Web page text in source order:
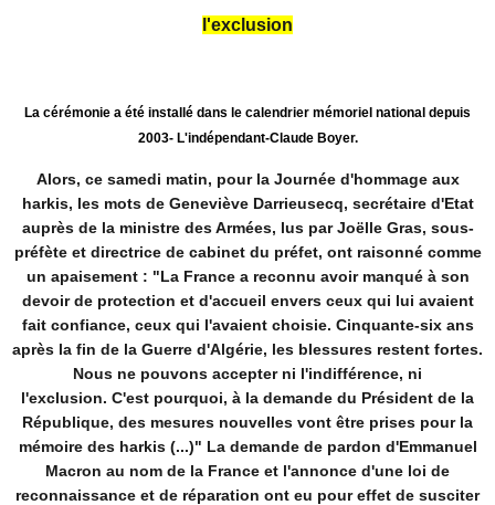
l'exclusion
La cérémonie a été installé dans le calendrier mémoriel national depuis
2003- L'indépendant-Claude Boyer.
Alors, ce samedi matin, pour la Journée d'hommage aux
harkis, les mots de Geneviève Darrieusecq, secrétaire d'Etat
auprès de la ministre des Armées, lus par Joëlle Gras, sous-
préfète et directrice de cabinet du préfet, ont raisonné comme
un apaisement : "La France a reconnu avoir manqué à son
devoir de protection et d'accueil envers ceux qui lui avaient
fait confiance, ceux qui l'avaient choisie. Cinquante-six ans
après la fin de la Guerre d'Algérie, les blessures restent fortes.
Nous ne pouvons accepter ni l'indifférence, ni
l'exclusion. C'est pourquoi, à la demande du Président de la
République, des mesures nouvelles vont être prises pour la
mémoire des harkis (...)" La demande de pardon d'Emmanuel
Macron au nom de la France et l'annonce d'une loi de
reconnaissance et de réparation ont eu pour effet de susciter